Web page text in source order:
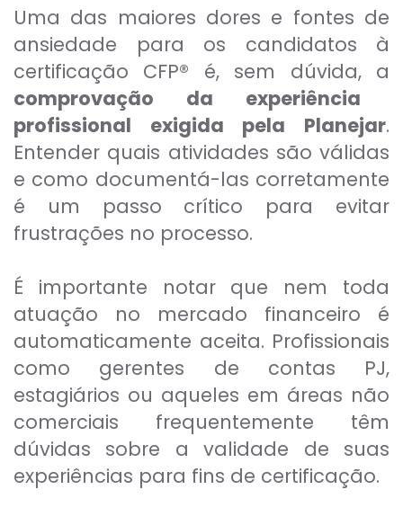
Uma das maiores dores e fontes de
ansiedade para os candidatos à
certificação CFP® é, sem dúvida, a
comprovação da experiência
profissional exigida pela Planejar.
Entender quais atividades são válidas
e como documentá-las corretamente
é um passo crítico para evitar
frustrações no processo.
É importante notar que nem toda
atuação no mercado financeiro é
automaticamente aceita. Profissionais
como gerentes de contas PJ,
estagiários ou aqueles em áreas não
comerciais frequentemente têm
dúvidas sobre a validade de suas
experiências para fins de certificação.